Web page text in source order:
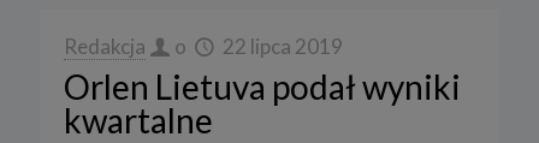
Redakcja o 22 lipca 2019
Orlen Lietuva podał wyniki
kwartalne